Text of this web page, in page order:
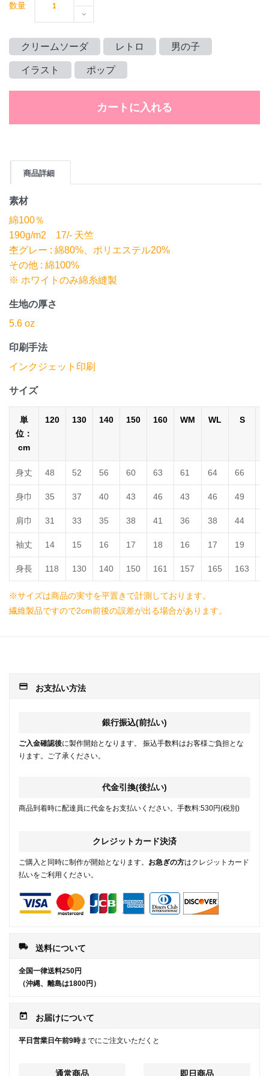
数量
クリームソーダ レトロ 男の子
イラスト ポップ
カートに入れる
商品詳細
素材
綿100％
190g/m2 17/- 天竺
杢グレー : 綿80%、ポリエステル20%
その他 : 綿100%
※ ホワイトのみ綿糸縫製
生地の厚さ
5.6 oz
印刷手法
インクジェット印刷
サイズ
単
位：
cm
120 130 140 150 160 WM WL S
身丈 48 52 56 60 63 61 64 66
身巾 35 37 40 43 46 43 46 49
肩巾 31 33 35 38 41 36 38 44
袖丈 14 15 16 17 18 16 17 19
身長 118 130 140 150 161 157 165 163
※サイズは商品の実寸を平置きで計測しております。
繊維製品ですので2cm前後の誤差が出る場合があります。
payment お支払い方法
銀行振込(前払い)
ご入金確認後に製作開始となります。 振込手数料はお客様ご負担とな
ります。ご了承ください。
代金引換(後払い)
商品到着時に配達員に代金をお支払いください。手数料:530円(税別)
クレジットカード決済
ご購入と同時に制作が開始となります。 お急ぎの方はクレジットカード
払いをご利用ください。
local_shipping 送料について
全国一律送料250円
（沖縄、離島は1800円）
today お届けについて
平日営業日午前9時までにご注文いただくと
通常商品 即日商品